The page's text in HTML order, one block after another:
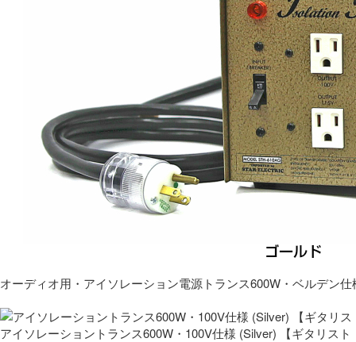
オーディオ用・アイソレーション電源トランス600W・ベルデン仕
アイソレーショントランス600W・100V仕様 (Silver) 【ギタリス